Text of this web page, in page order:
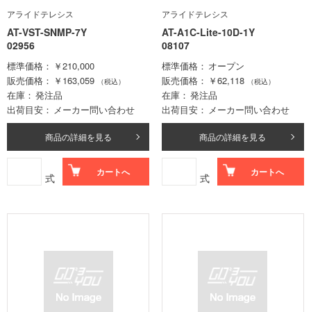
アライドテレシス
AT-VST-SNMP-7Y
02956
標準価格
￥210,000
販売価格
￥163,059 （税込）
在庫
発注品
出荷目安
メーカー問い合わせ
商品の詳細を見る
式 カートへ
アライドテレシス
AT-A1C-Lite-10D-1Y
08107
標準価格
オープン
販売価格
￥62,118 （税込）
在庫
発注品
出荷目安
メーカー問い合わせ
商品の詳細を見る
式 カートへ